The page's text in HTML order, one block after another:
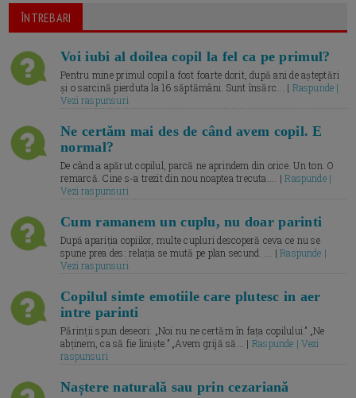
ÎNTREBARI
Voi iubi al doilea copil la fel ca pe primul?
Pentru mine primul copil a fost foarte dorit, după ani de așteptări
și o sarcină pierduta la 16 săptămâni. Sunt însărc... | Raspunde |
Vezi raspunsuri
Ne certăm mai des de când avem copil. E
normal?
De când a apărut copilul, parcă ne aprindem din orice. Un ton. O
remarcă. Cine s-a trezit din nou noaptea trecuta.... |Raspunde |
Vezi raspunsuri
Cum ramanem un cuplu, nu doar parinti
După apariția copiilor, multe cupluri descoperă ceva ce nu se
spune prea des: relația se mută pe plan secund. ... |Raspunde |
Vezi raspunsuri
Copilul simte emotiile care plutesc in aer
intre parinti
Părinții spun deseori: „Noi nu ne certăm în fața copilului.” „Ne
abținem, ca să fie liniște.” „Avem grijă să... | Raspunde | Vezi
raspunsuri
Naștere naturală sau prin cezariană